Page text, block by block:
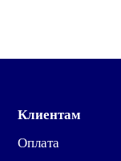
Клиентам
Оплата